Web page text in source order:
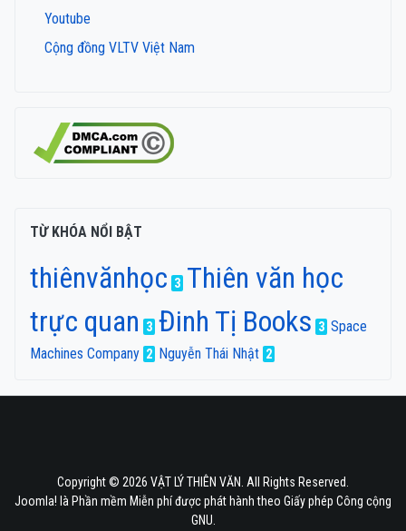
Youtube
Cộng đồng VLTV Việt Nam
TỪ KHÓA NỔI BẬT
thiênvănhọc 3 Thiên văn học
trực quan
3 Đinh Tị Books 3 Space
Machines Company 2 Nguyễn Thái Nhật 2
Copyright © 2026 VẬT LÝ THIÊN VĂN. All Rights Reserved.
Joomla! là Phần mềm Miễn phí được phát hành theo Giấy phép Công cộng
GNU.